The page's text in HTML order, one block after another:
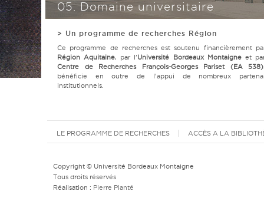
05. Domaine universitaire
> Un programme de recherches Région
Ce programme de recherches est soutenu financièrement
Région Aquitaine, par l’Université Bordeaux Montaigneet
Centre de Recherches François-Georges Pariset (EA 538)
bénéficie en outre de l'appui de nombreux
institutionnels.
LE PROGRAMME DE RECHERCHES ACCÈS A LA
Copyright © Université Bordeaux Montaigne
Tous droits réservés
Réalisation : Pierre Planté